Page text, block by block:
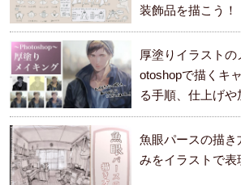
装飾品を描こう！
厚塗りイラスト
otoshopで描くキ
る手順、仕上げ
ます。
魚眼パースの描き
みをイラストで表